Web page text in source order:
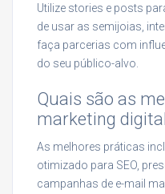
Utilize stories e posts
de usar as semijoias,
faça parcerias com
do seu público-alvo.
Quais são as
marketing
As melhores práticas
otimizado para SEO,
campanhas de e-mail